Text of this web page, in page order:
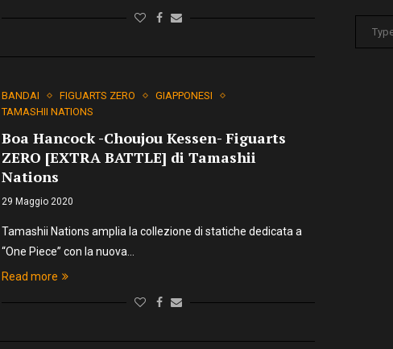
BANDAI FIGUARTS ZERO
GIAPPONESI
TAMASHII NATIONS
Boa Hancock -Choujou Kessen- Figuarts
ZERO [EXTRA BATTLE] di Tamashii
Nations
29 Maggio 2020
Tamashii Nations amplia la collezione di statiche dedicata a
“One Piece” con la nuova…
Read more